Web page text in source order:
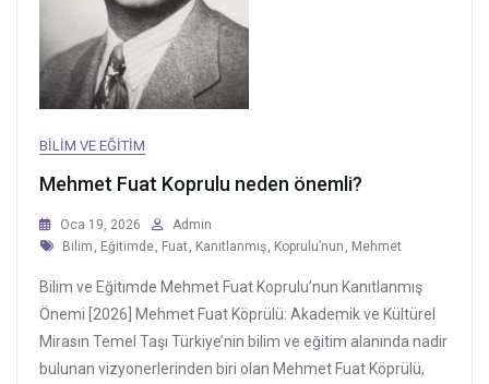
BILIM VE EĞITIM
Mehmet Fuat Koprulu neden önemli?
Oca 19, 2026
Admin
Tags
Bilim , Eğitimde, Fuat , Kanıtlanmış, Koprulu’nun , Mehmet
Bilim ve Eğitimde Mehmet Fuat Koprulu’nun Kanıtlanmış
Önemi [2026] Mehmet Fuat Köprülü: Akademik ve Kültürel
Mirasın Temel Taşı Türkiye’nin bilim ve eğitim alanında nadir
bulunan vizyonerlerinden biri olan Mehmet Fuat Köprülü,